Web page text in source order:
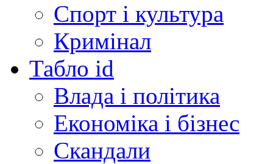
Спорт і культура
Кримінал
Табло id
Влада і політика
Економіка і бізнес
Скандали